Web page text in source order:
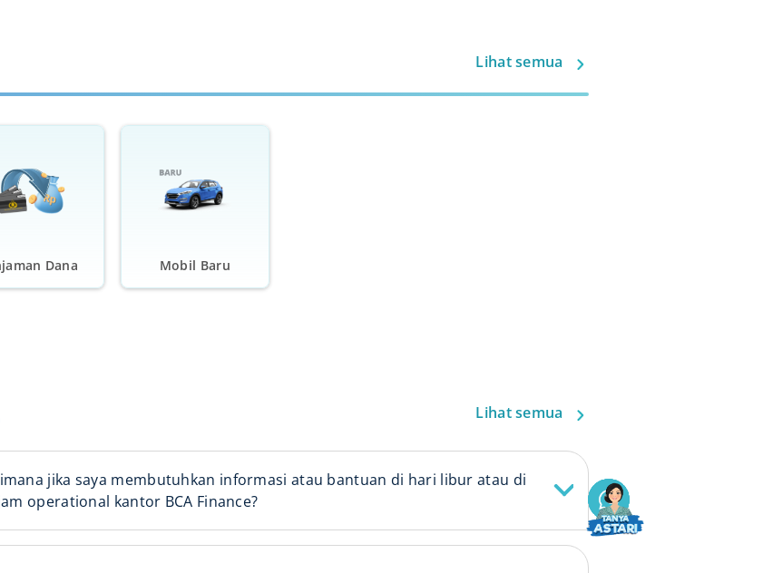
Lihat semua
Dana Mobil Baru
Lihat semua
jika saya membutuhkan informasi atau bantuan di hari libur atau di
operational kantor BCA Finance?